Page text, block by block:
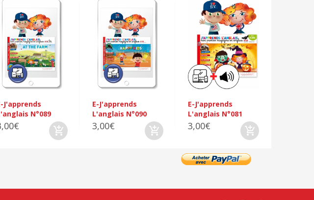
J'apprends
N°089
E-J'apprends
L'anglais N°090
3,00€
E-J'apprends
L'anglais N°081
3,00€